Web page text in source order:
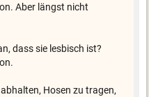
Aber längst nicht
dass sie lesbisch ist?
Hosen zu tragen,